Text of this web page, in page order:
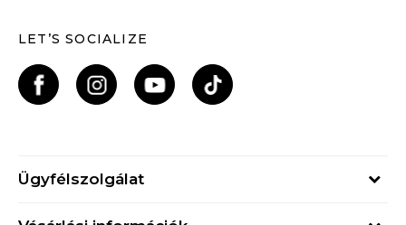
LET’S SOCIALIZE
Ügyfélszolgálat